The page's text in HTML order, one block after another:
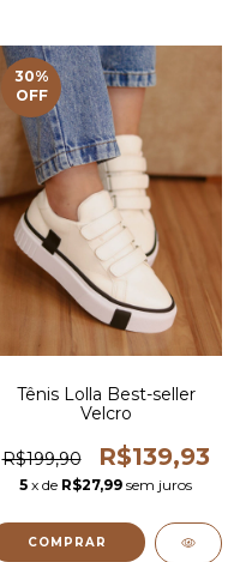
30%
OFF
Tênis Lolla Best-seller
Velcro
R$199,90 R$139,93
5 x de R$27,99 sem juros
COMPRAR